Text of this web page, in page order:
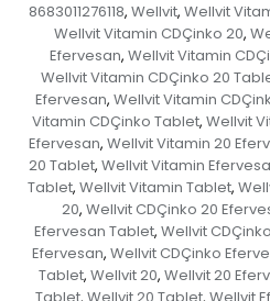
8683011276118, Wellvit, Wellvit
Wellvit Vitamin CDÇinko 20,
Efervesan, Wellvit Vitamin
Wellvit Vitamin CDÇinko 20
Efervesan, Wellvit Vitamin
Vitamin CDÇinko Tablet, Wellvit
Efervesan, Wellvit Vitamin 20
20 Tablet, Wellvit Vitamin
Tablet, Wellvit Vitamin Tablet,
20, Wellvit CDÇinko 20
Efervesan Tablet, Wellvit
Efervesan, Wellvit CDÇinko
Tablet, Wellvit 20, Wellvit 20